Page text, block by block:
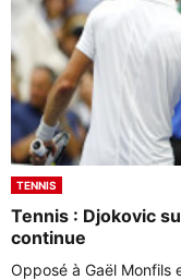
TENNIS
Tennis : Djokovic
continue
Opposé à Gaël Monfils